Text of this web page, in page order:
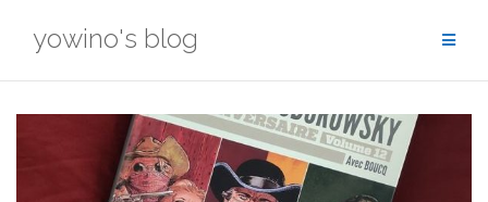
yowino's blog